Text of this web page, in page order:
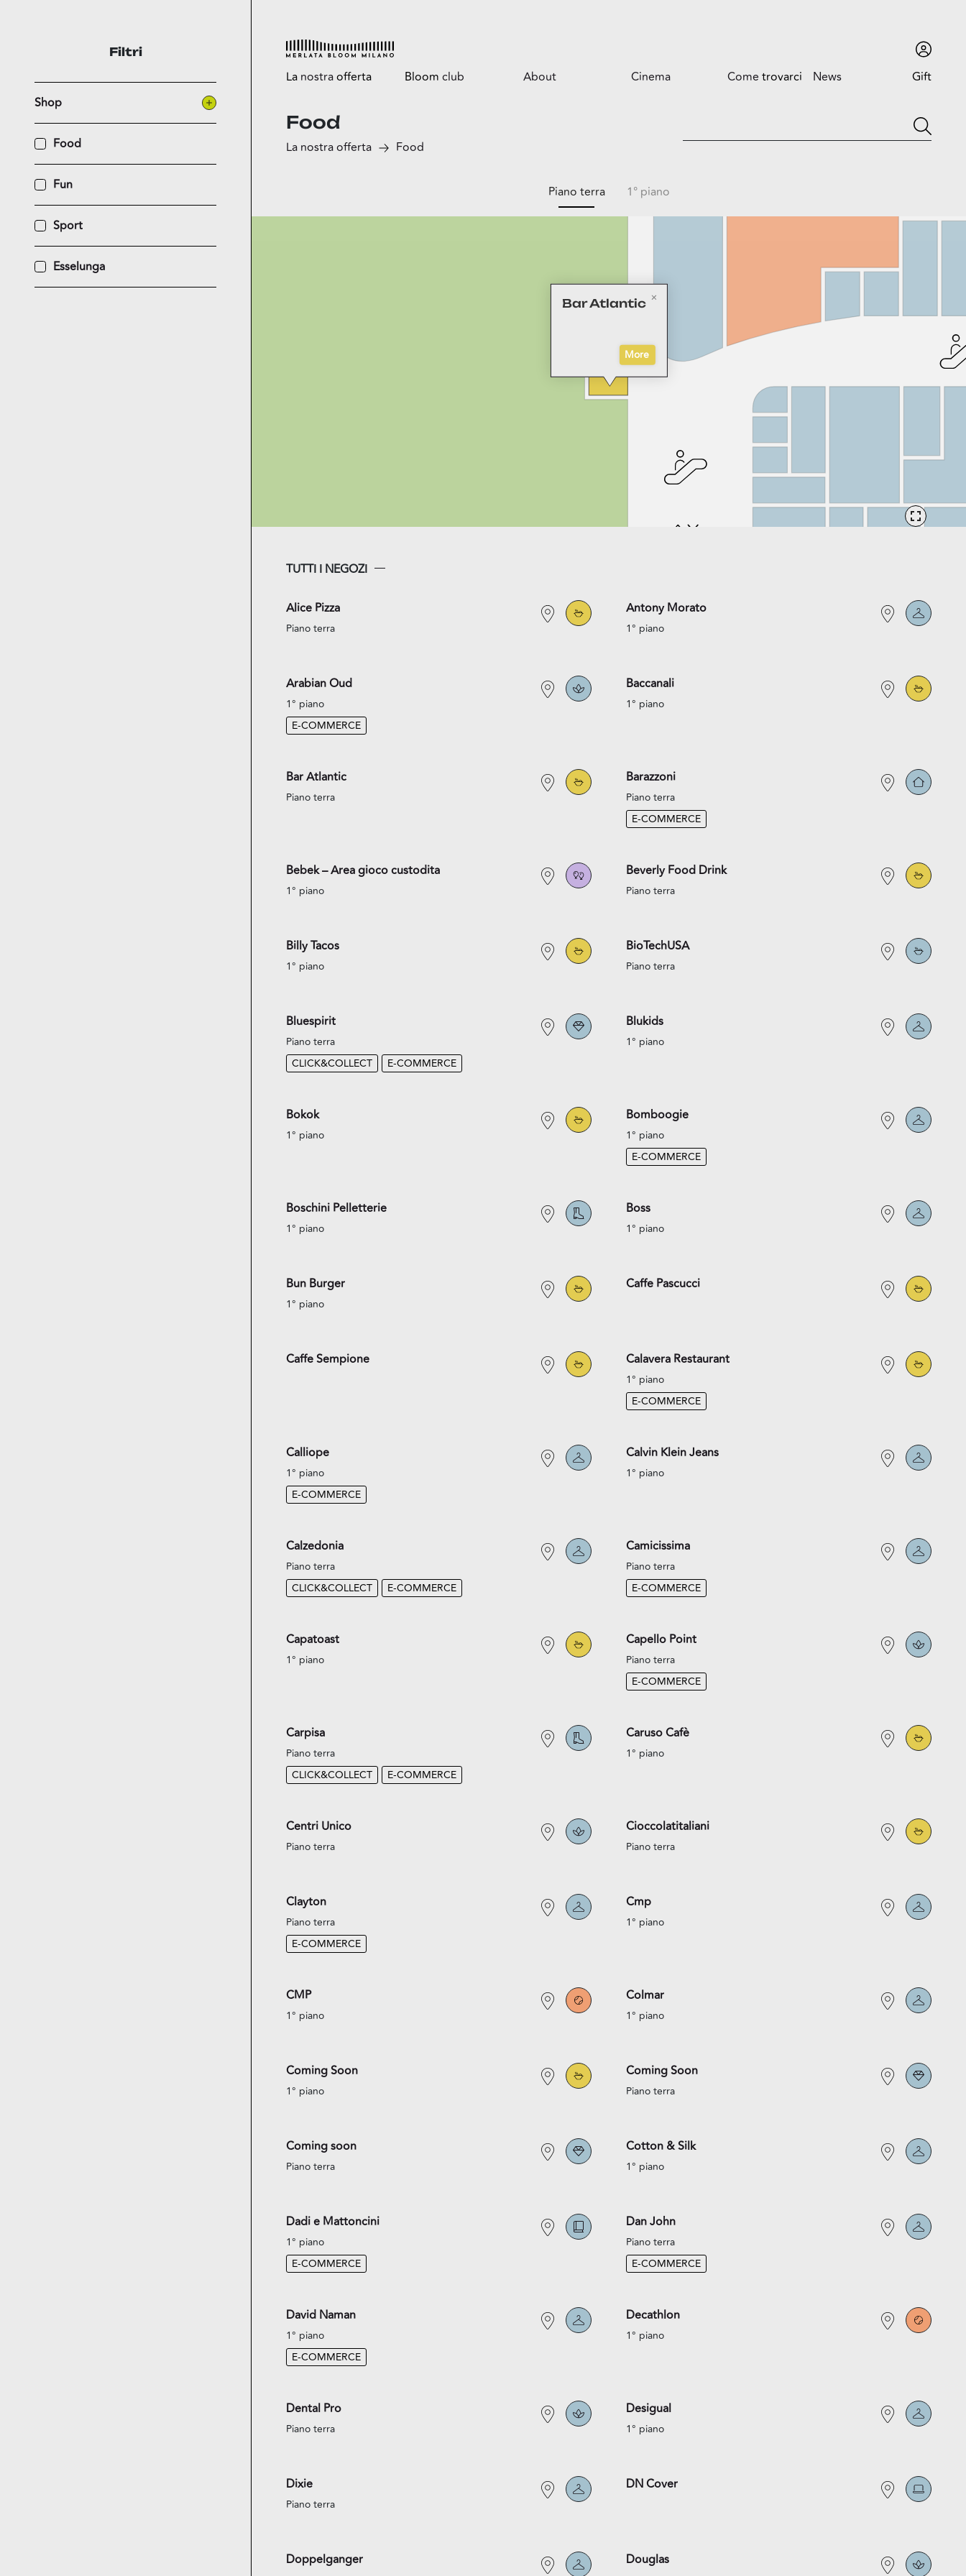
Filtri
Shop
Food
Fun
Sport
Esselunga
La nostraofferta
Esplora
Shop
Sport
Bloom club
Bloomtasty
About
Servizi
Cinema Cometrovarci News
Eventi
Gift
Trova l'auto
Food
La nostra offerta Food
Bar Atlantic
More
Piano terra 1° piano
TUTTI I NEGOZI
Alice Pizza
Piano terra
Antony Morato
1° piano
Arabian Oud
1° piano
E-COMMERCE
Baccanali
1° piano
Bar Atlantic
Piano terra
Barazzoni
Piano terra
E-COMMERCE
Bebek – Area gioco custodita
1° piano
Beverly Food Drink
Piano terra
Billy Tacos
1° piano
BioTechUSA
Piano terra
Bluespirit
Piano terra
CLICK&COLLECT
E-COMMERCE
Blukids
1° piano
Bokok
1° piano
Bomboogie
1° piano
E-COMMERCE
Boschini Pelletterie
1° piano
Boss
1° piano
Bun Burger
1° piano
Caffe Pascucci
Caffe Sempione Calavera Restaurant
1° piano
E-COMMERCE
Calliope
1° piano
E-COMMERCE
Calvin Klein Jeans
1° piano
Calzedonia
Piano terra
CLICK&COLLECT
E-COMMERCE
Camicissima
Piano terra
E-COMMERCE
Capatoast
1° piano
Capello Point
Piano terra
E-COMMERCE
Carpisa
Piano terra
CLICK&COLLECT
E-COMMERCE
Caruso Cafè
1° piano
Centri Unico
Piano terra
Cioccolatitaliani
Piano terra
Clayton
Piano terra
E-COMMERCE
Cmp
1° piano
CMP
1° piano
Colmar
1° piano
Coming Soon
1° piano
Coming Soon
Piano terra
Coming soon
Piano terra
Cotton & Silk
1° piano
Dadi e Mattoncini
1° piano
E-COMMERCE
Dan John
Piano terra
E-COMMERCE
David Naman
1° piano
E-COMMERCE
Decathlon
1° piano
Dental Pro
Piano terra
Desigual
1° piano
Dixie
Piano terra
DN Cover
Doppelganger Douglas